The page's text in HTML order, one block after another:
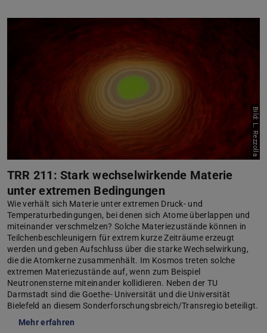
Bild: L. Rezzolla
TRR 211: Stark wechselwirkende Materie
unter extremen Bedingungen
Wie verhält sich Materie unter extremen Druck- und
Temperaturbedingungen, bei denen sich Atome überlappen und
miteinander verschmelzen? Solche Materiezustände können in
Teilchenbeschleunigern für extrem kurze Zeiträume erzeugt
werden und geben Aufschluss über die starke Wechselwirkung,
die die Atomkerne zusammenhält. Im Kosmos treten solche
extremen Materiezustände auf, wenn zum Beispiel
Neutronensterne miteinander kollidieren. Neben der TU
Darmstadt sind die Goethe- Universität und die Universität
Bielefeld an diesem Sonderforschungsbreich/Transregio beteiligt.
Mehr erfahren